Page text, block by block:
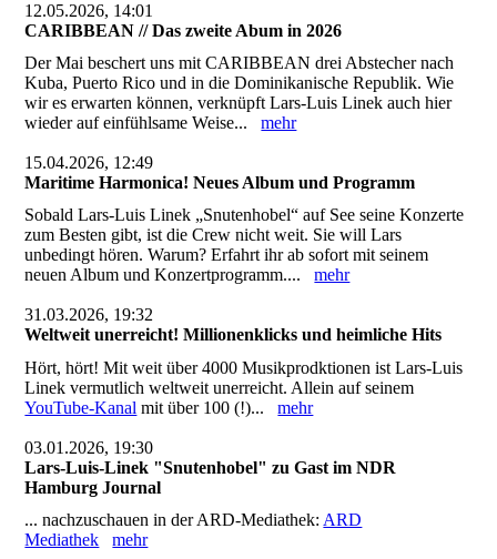
12.05.2026, 14:01
CARIBBEAN // Das zweite Abum in 2026
Der Mai beschert uns mit CARIBBEAN drei Abstecher nach
Kuba, Puerto Rico und in die Dominikanische Republik. Wie
wir es erwarten können, verknüpft Lars-Luis Linek auch hier
wieder auf einfühlsame Weise...mehr
15.04.2026, 12:49
Maritime Harmonica! Neues Album und Programm
Sobald Lars-Luis Linek „Snutenhobel“ auf See seine Konzerte
zum Besten gibt, ist die Crew nicht weit. Sie will Lars
unbedingt hören. Warum? Erfahrt ihr ab sofort mit seinem
neuen Album und Konzertprogramm....mehr
31.03.2026, 19:32
Weltweit unerreicht! Millionenklicks und heimliche Hits
Hört, hört! Mit weit über 4000 Musikprodktionen ist Lars-Luis
Linek vermutlich weltweit unerreicht. Allein auf seinem
YouTube-Kanal mit über 100 (!)...mehr
03.01.2026, 19:30
Lars-Luis-Linek "Snutenhobel" zu Gast im NDR
Hamburg Journal
... nachzuschauen in der ARD-Mediathek: ARD
Mediathek
mehr